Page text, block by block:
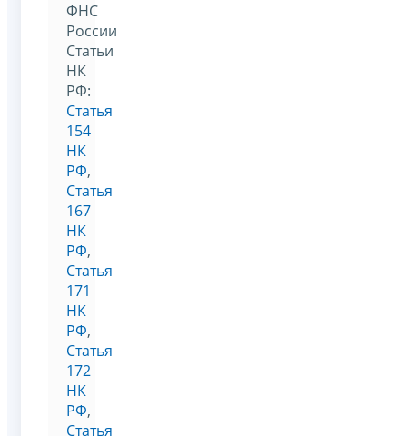
ФНС
России
Статьи
НК
РФ:
Статья
154
НК
РФ,
Статья
167
НК
РФ,
Статья
171
НК
РФ,
Статья
172
НК
РФ,
Статья